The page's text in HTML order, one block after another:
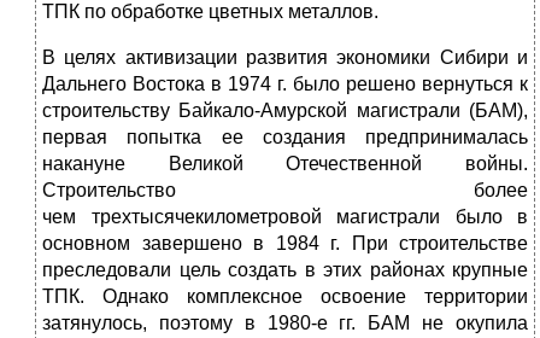
ТПК по обработке цветных металлов.
В целях активизации развития экономики Сибири и
Дальнего Востока в 1974 г. было решено вернуться к
строительству Байкало-Амурской магистрали (БАМ),
первая попытка ее создания предпринималась
накануне Великой Отечественной войны.
Строительство более
чем трехтысячекилометровой магистрали было в
основном завершено в 1984 г. При строительстве
преследовали цель создать в этих районах крупные
ТПК. Однако комплексное освоение территории
затянулось, поэтому в 1980-е гг. БАМ не окупила